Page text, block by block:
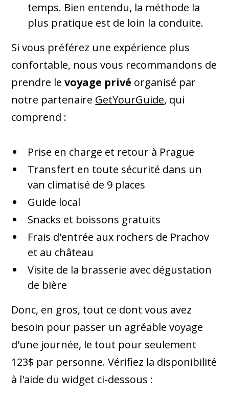
temps. Bien entendu, la méthode la
plus pratique est de loin la conduite.
Si vous préférez une expérience plus
confortable, nous vous recommandons de
prendre levoyage privé organisé par
notre partenaire GetYourGuide, qui
comprend :
Prise en charge et retour à Prague
Transfert en toute sécurité dans un
van climatisé de 9 places
Guide local
Snacks et boissons gratuits
Frais d'entrée aux rochers de Prachov
et au château
Visite de la brasserie avec dégustation
de bière
Donc, en gros, tout ce dont vous avez
besoin pour passer un agréable voyage
d'une journée, le tout pour seulement
123$ par personne. Vérifiez la disponibilité
à l'aide du widget ci-dessous :